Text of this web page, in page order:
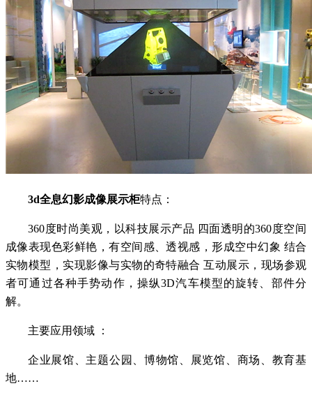
3d全息幻影成像展示柜特点：
360度时尚美观，以科技展示产品 四面透明的360度空间
成像表现色彩鲜艳，有空间感、透视感，形成空中幻象 结合
实物模型，实现影像与实物的奇特融合 互动展示，现场参观
者可通过各种手势动作，操纵3D汽车模型的旋转、部件分
解。
主要应用领域 ：
企业展馆、主题公园、博物馆、展览馆、商场、教育基
地……